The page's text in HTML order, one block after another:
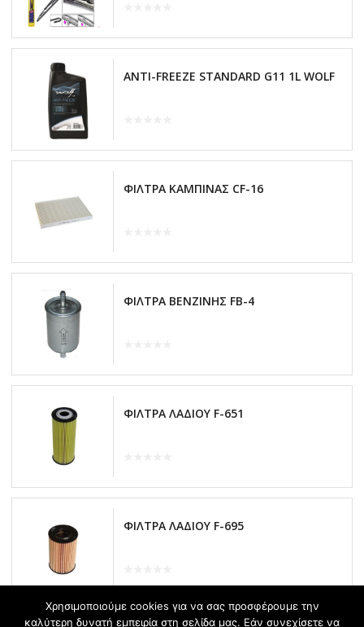
ANTI-FREEZE STANDARD G11 1L WOLF
ΦΙΛΤΡΑ ΚΑΜΠΙΝΑΣ CF-16
ΦΙΛΤΡΑ ΒΕΝΖΙΝΗΣ FB-4
ΦΙΛΤΡΑ ΛΑΔΙΟΥ F-651
ΦΙΛΤΡΑ ΛΑΔΙΟΥ F-695
Χρησιμοποιούμε cookies για να σας προσφέρουμε την
καλύτερη δυνατή εμπειρία στη σελίδα μας. Εάν συνεχίσετε να